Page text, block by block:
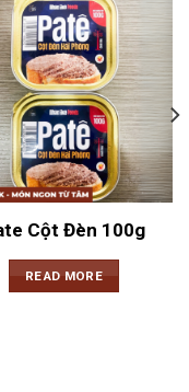
Cột Đèn 100g
READ MORE